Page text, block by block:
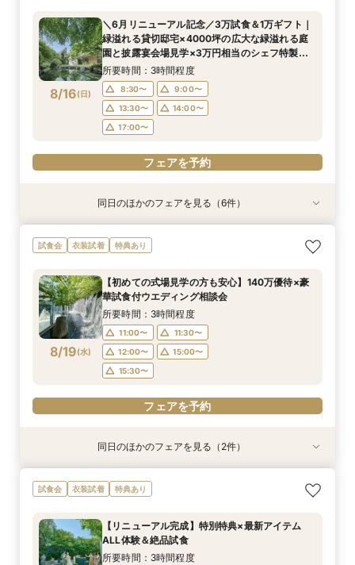
8/15(土)
8:30〜
8:45〜
9:00〜
13:30〜
14:00〜
フェアを予約
8/15(土)
8:30〜
8:45〜
9:00〜
13:30〜
14:00〜
フェアを予約
8/15(土)
8:30〜
8:45〜
9:00〜
13:30〜
14:00〜
フェアを予約
8/15(土)
8:30〜
8:45〜
9:00〜
13:30〜
14:00〜
フェアを予約
8/15(土)
8:30〜
8:45〜
9:00〜
13:30〜
14:00〜
フェアを予約
8/16(日)
＼6月リニューアル記念／3万試食＆1万ギフト｜
緑溢れる貸切邸宅×4000坪の広大な緑溢れる庭
園と披露宴会場見学×3万円相当のシェフ特製国
産牛無料試食×心配な見積りもシュミレーション
相談
所要時間：3時間程度
8:30〜
9:00〜
13:30〜
14:00〜
17:00〜
フェアを予約
衣装試着 特典あり
8/16(日)
【少人数プラン相談会】専用の貸切別邸OPEN&
贅沢無料試食
8:30〜
8:45〜
9:00〜
13:30〜
14:00〜
フェアを予約
特典あり
8/16(日)
【神前挙式をご検討の方へ】神殿「凛」見学＆和
フレンチ無料試食
8:30〜
8:45〜
9:00〜
13:30〜
14:00〜
フェアを予約
特典あり
8/16(日)
【初めての式場見学の方も安心】豪華試食付きウ
エディング相談会
8:30〜
8:45〜
9:00〜
13:30〜
14:00〜
フェアを予約
衣装試着 特典あり
8/16(日)
《新チャペルOPEN記念◆8大特典≫木目×ナ
チュラルチャペル体験
8:30〜
8:45〜
9:00〜
13:30〜
14:00〜
フェアを予約
衣装試着 特典あり
8/16(日)
マイナビ限定【料理重視派必見】和牛フィレ肉×
懐石フレンチコース美食会
8:30〜
8:45〜
9:00〜
13:30〜
14:00〜
フェアを予約
衣装試着 特典あり
8/16(日)
マイナビ限定【料理重視派必見】和牛フィレ肉×
懐石フレンチコース美食会
8:30〜
8:45〜
9:00〜
13:30〜
14:00〜
フェアを予約
同日のほかのフェアを見る（6件）
試食会 衣装試着 特典あり
8/19(水)
【初めての式場見学の方も安心】140万優待×豪
華試食付ウエディング相談会
所要時間：3時間程度
11:00〜
11:30〜
12:00〜
15:00〜
15:30〜
フェアを予約
衣装試着 特典あり
8/19(水)
【少人数プラン相談会】専用の貸切別邸OPEN&
贅沢無料試食
11:00〜
11:30〜
12:00〜
15:00〜
特典あり
8/19(水)
マイナビ限定★当館人気NO,1◆豪華国産「しあ
わせ絆牛」絶品試食付◆
11:00〜
11:30〜
12:00〜
15:00〜
同日のほかのフェアを見る（2件）
試食会 衣装試着 特典あり
【リニューアル完成】特別特典×最新アイテム
ALL体験＆絶品試食
所要時間：3時間程度